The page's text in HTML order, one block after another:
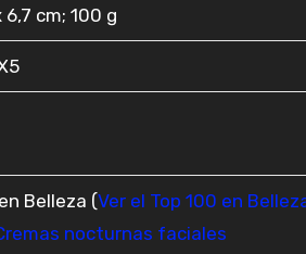
6,7 cm; 100 g
Belleza (Ver el Top 100 en
nocturnas faciales